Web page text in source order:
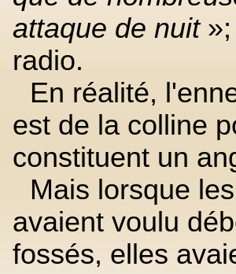
attaque de nuit»;
radio.
En réalité,
est de la colline
constituent un
Mais lorsque
avaient voulu
fossés, elles